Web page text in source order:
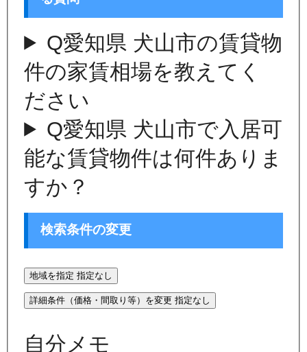
Q愛知県 犬山市の賃貸物
件の家賃相場を教えてく
ださい
Q愛知県 犬山市で入居可
能な賃貸物件は何件ありま
すか？
検索条件の変更
地域を指定 指定なし
詳細条件（価格・間取り等）を変更 指定なし
自分メモ